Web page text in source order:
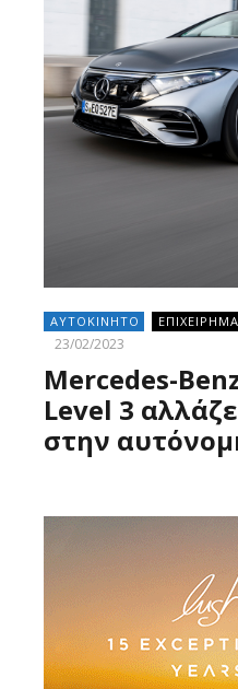
ΑΥΤΟΚΙΝΗΤΟ
23/02/2023
Mercedes-
Level 3
στην